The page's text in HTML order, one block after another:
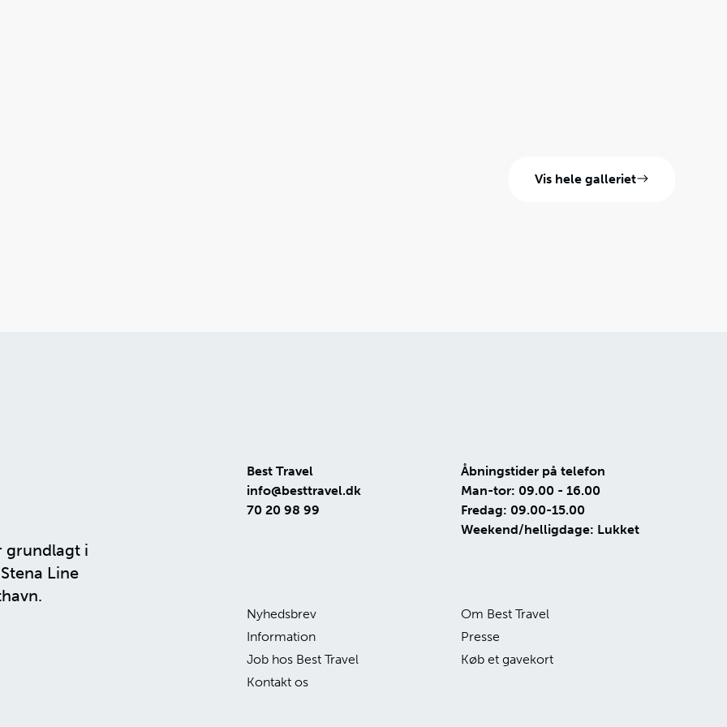
Vis hele galleriet
grundlagt i
Stena Line
Best Travel
info@besttravel.dk
70 20 98 99
Åbningstider på telefon
Man-tor: 09.00 - 16.00
Fredag: 09.00-15.00
Weekend/helligdage: Lukket
Nyhedsbrev
Om Best Travel
Information
Presse
Job hos Best Travel
Køb et gavekort
Kontakt os